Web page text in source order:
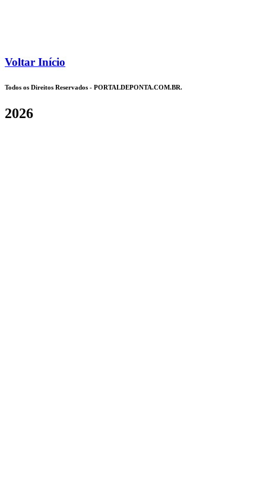
Voltar Início
Todos os Direitos Reservados - PORTALDEPONTA.COM.BR.
2026